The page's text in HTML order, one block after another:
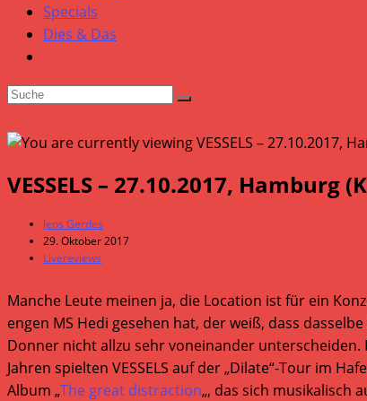
Specials
Dies & Das
VESSELS – 27.10.2017, Hamburg
Beitrags-
Autor:
Jens Gerdes
Beitrag
veröffentlicht:
29. Oktober 2017
Beitrags-
Livereviews
Manche Leute meinen ja, die Location ist für ein
engen MS Hedi gesehen hat, der weiß, dass
Donner nicht allzu sehr voneinander unterscheiden.
Jahren spielten VESSELS auf der „Dilate“-Tour im
Album „The great distraction„, das sich musikalisch